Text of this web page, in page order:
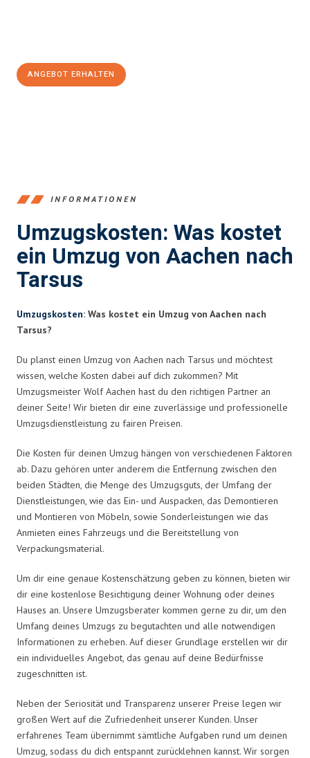
ANGEBOT ERHALTEN
INFORMATIONEN
Umzugskosten: Was kostet
ein Umzug von Aachen nach
Tarsus
Umzugskosten: Was kostet ein Umzug von Aachen nach
Tarsus?
Du planst einen Umzug von Aachen nach Tarsus und möchtest
wissen, welche Kosten dabei auf dich zukommen? Mit
Umzugsmeister Wolf Aachen hast du den richtigen Partner an
deiner Seite! Wir bieten dir eine zuverlässige und professionelle
Umzugsdienstleistung zu fairen Preisen.
Die Kosten für deinen Umzug hängen von verschiedenen Faktoren
ab. Dazu gehören unter anderem die Entfernung zwischen den
beiden Städten, die Menge des Umzugsguts, der Umfang der
Dienstleistungen, wie das Ein- und Auspacken, das Demontieren
und Montieren von Möbeln, sowie Sonderleistungen wie das
Anmieten eines Fahrzeugs und die Bereitstellung von
Verpackungsmaterial.
Um dir eine genaue Kostenschätzung geben zu können, bieten wir
dir eine kostenlose Besichtigung deiner Wohnung oder deines
Hauses an. Unsere Umzugsberater kommen gerne zu dir, um den
Umfang deines Umzugs zu begutachten und alle notwendigen
Informationen zu erheben. Auf dieser Grundlage erstellen wir dir
ein individuelles Angebot, das genau auf deine Bedürfnisse
zugeschnitten ist.
Neben der Seriosität und Transparenz unserer Preise legen wir
großen Wert auf die Zufriedenheit unserer Kunden. Unser
erfahrenes Team übernimmt sämtliche Aufgaben rund um deinen
Umzug, sodass du dich entspannt zurücklehnen kannst. Wir sorgen